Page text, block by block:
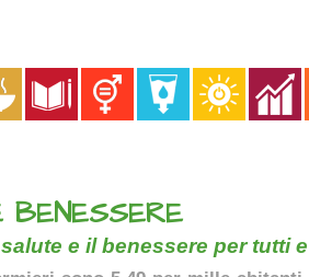
e il benessere per tutti